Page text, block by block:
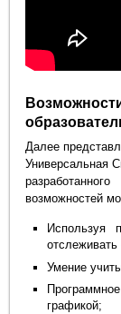
Далее
Универсальная
возможностей
Используя
отслеживать
Умение
графикой;